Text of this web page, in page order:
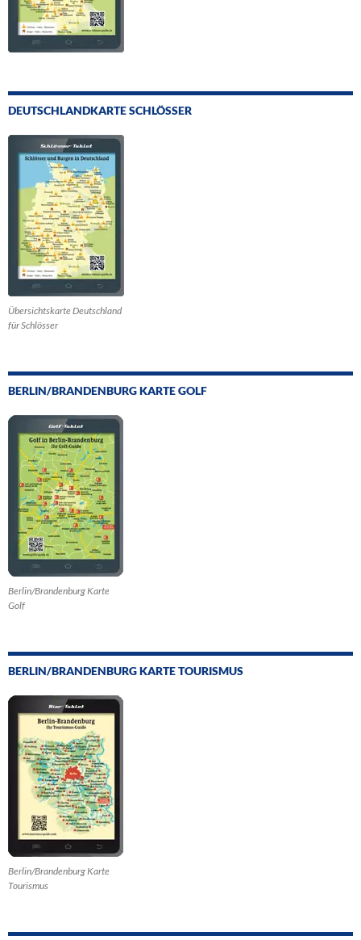
DEUTSCHLANDKARTE SCHLÖSSER
Übersichtskarte Deutschland
für Schlösser
BERLIN/BRANDENBURG KARTE GOLF
Berlin/Brandenburg Karte
Golf
BERLIN/BRANDENBURG KARTE TOURISMUS
Berlin/Brandenburg Karte
Tourismus